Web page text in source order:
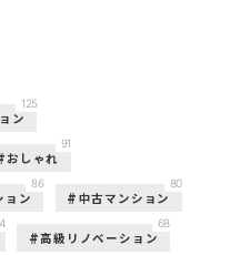
ン
125
おしゃれ
91
ョン
86
中古マンション
80
高級リノベーション
68